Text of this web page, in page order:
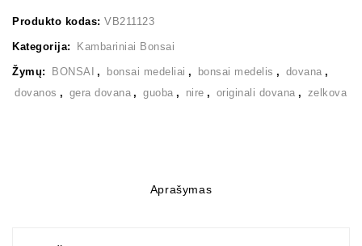
Produkto kodas: VB211123
Kategorija: Kambariniai Bonsai
Žymų: BONSAI , bonsai medeliai , bonsai medelis , dovana ,
dovanos , gera dovana , guoba , nire , originali dovana , zelkova
Aprašymas